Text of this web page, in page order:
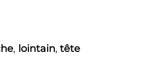
, lointain,tête